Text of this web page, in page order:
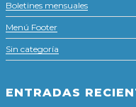
Boletines mensuales
Menú Footer
Sin categoría
ENTRADAS